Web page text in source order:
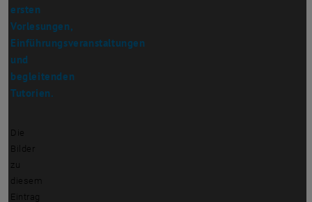
ersten
Vorlesungen,
Einführungsveranstaltungen
und
begleitenden
Tutorien.
Die
Bilder
zu
diesem
Eintrag